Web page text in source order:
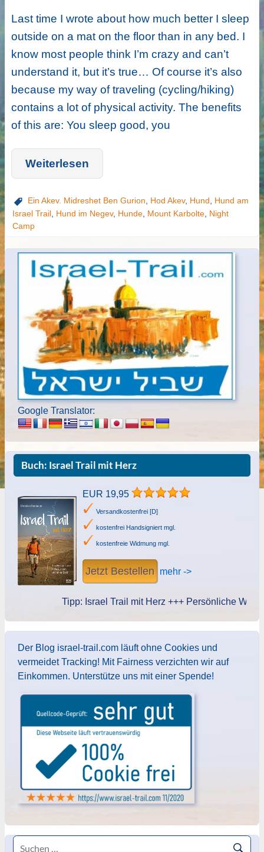
Last time I wrote about how much better I sleep
outside on a mat on the floor than in any bed. I
know most people think I’m crazy and can’t
understand it, but it’s true… Of course it’s also
because my way of traveling (cycling/hiking)
contains a lot of physical activity. The benefits
of this are: You sleep good, you
Weiterlesen
Ein Akev. Midreshet Ben Gurion Hod Akev, Hund
Hund am
Israel Trail, Hund im Negev, Hunde, Mount Karbolte, Night
Camp
Google Translator:
Buch: Israel Trail mit Herz
EUR 19,95
Versandkostenfrei [D]
kostenfrei Handsigniert mgl.
kostenfreie Widmung mgl.
Jetzt Bestellen mehr ->
Tipp: Israel Trail mit Herz +++ Persönliche
Der Blog israel-trail.com läuft ohne Cookies und
vermeidet Tracking! Mit Fairness verzichten wir auf
Einkommen. Unterstütze uns mit einer Spende!